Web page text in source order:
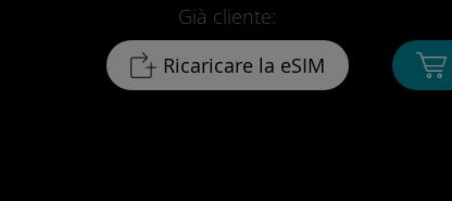
Già cliente:
Ricaricare la eSIM